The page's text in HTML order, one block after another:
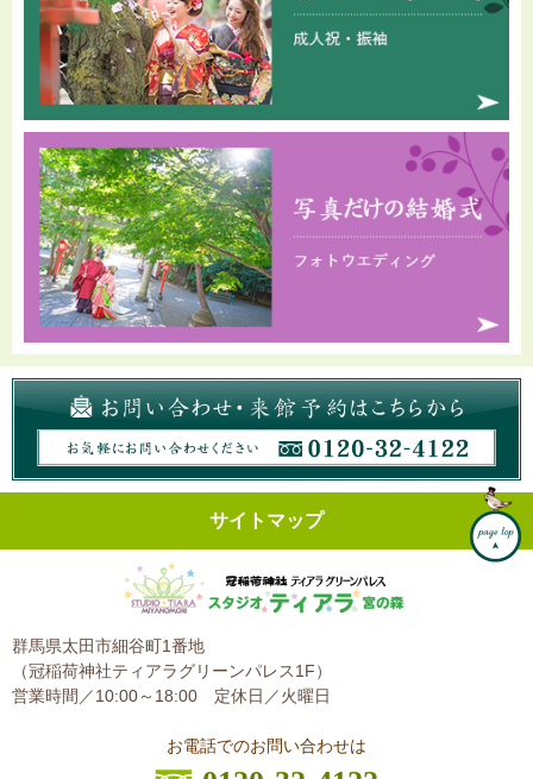
サイトマップ
群馬県太田市細谷町1番地
（冠稲荷神社ティアラグリーンパレス1F）
営業時間／10:00～18:00 定休日／火曜日
お電話でのお問い合わせは